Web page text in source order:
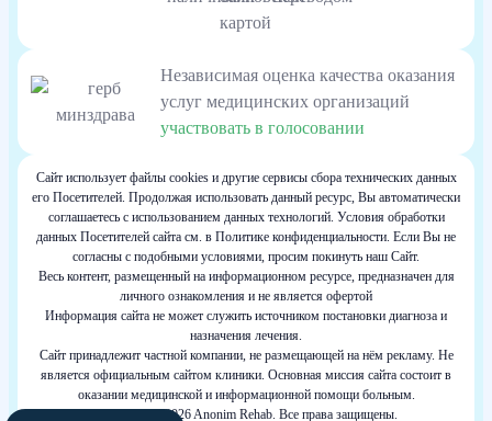
Независимая оценка качества оказания
услуг медицинских организаций
участвовать в голосовании
Сайт использует файлы cookies и другие сервисы сбора технических данных
его Посетителей. Продолжая использовать данный ресурс, Вы автоматически
соглашаетесь с использованием данных технологий. Условия обработки
данных Посетителей сайта см. в Политике конфиденциальности. Если Вы не
согласны с подобными условиями, просим покинуть наш Сайт.
Весь контент, размещенный на информационном ресурсе, предназначен для
личного ознакомления и не является офертой
Информация сайта не может служить источником постановки диагноза и
назначения лечения.
Сайт принадлежит частной компании, не размещающей на нём рекламу. Не
является официальным сайтом клиники. Основная миссия сайта состоит в
оказании медицинской и информационной помощи больным.
Copyright © 2026 Anonim Rehab. Все права защищены.